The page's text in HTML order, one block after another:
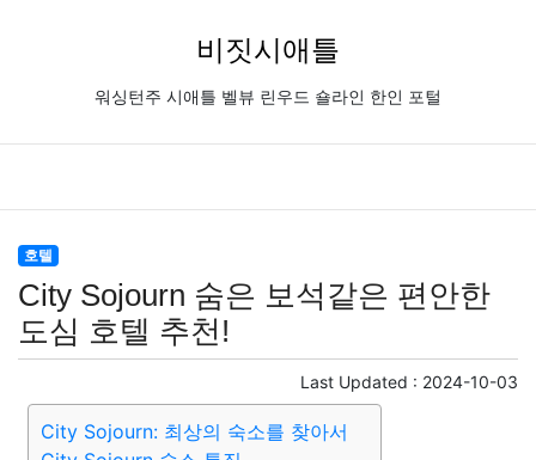
비짓시애틀
워싱턴주 시애틀 벨뷰 린우드 숄라인 한인 포털
호텔
City Sojourn 숨은 보석같은 편안한
도심 호텔 추천!
Last Updated : 2024-10-03
City Sojourn: 최상의 숙소를 찾아서